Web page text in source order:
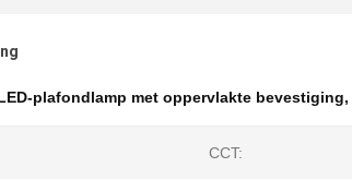
plafondlamp met oppervlakte bevestiging,
CCT: